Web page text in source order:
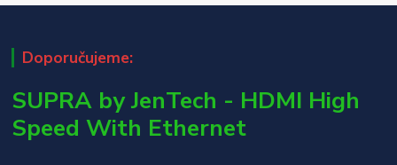
Doporučujeme:
SUPRA by JenTech - HDMI High
Speed With Ethernet